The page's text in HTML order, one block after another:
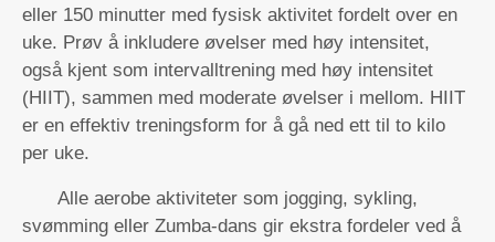
eller 150 minutter med fysisk aktivitet fordelt over en
uke. Prøv å inkludere øvelser med høy intensitet,
også kjent som intervalltrening med høy intensitet
(HIIT), sammen med moderate øvelser i mellom. HIIT
er en effektiv treningsform for å gå ned ett til to kilo
per uke.
Alle aerobe aktiviteter som jogging, sykling,
svømming eller Zumba-dans gir ekstra fordeler ved å